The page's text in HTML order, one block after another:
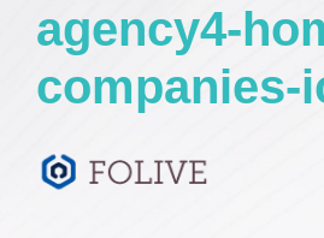
agency4-
companies-